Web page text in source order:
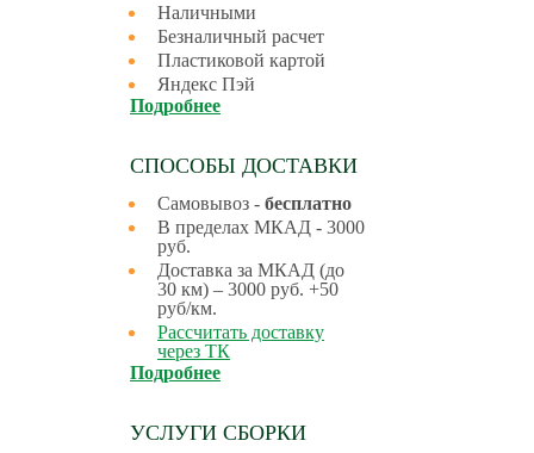
Наличными
Безналичный расчет
Пластиковой картой
Яндекс Пэй
Подробнее
СПОСОБЫ ДОСТАВКИ
Самовывоз - бесплатно
В пределах МКАД - 3000
руб.
Доставка за МКАД (до
30 км) – 3000 руб. +50
руб/км.
Рассчитать доставку
через ТК
Подробнее
УСЛУГИ СБОРКИ